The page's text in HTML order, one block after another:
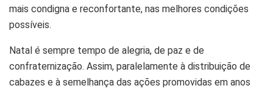
mais condigna e reconfortante, nas melhores condições
possíveis.
Natal é sempre tempo de alegria, de paz e de
confraternização. Assim, paralelamente à distribuição de
cabazes e à semelhança das ações promovidas em anos